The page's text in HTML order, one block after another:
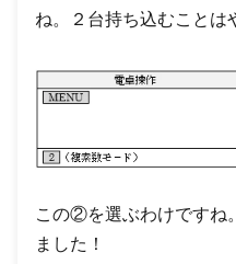
ね。２台持ち込むことは
この②を選ぶわけですね
ました！